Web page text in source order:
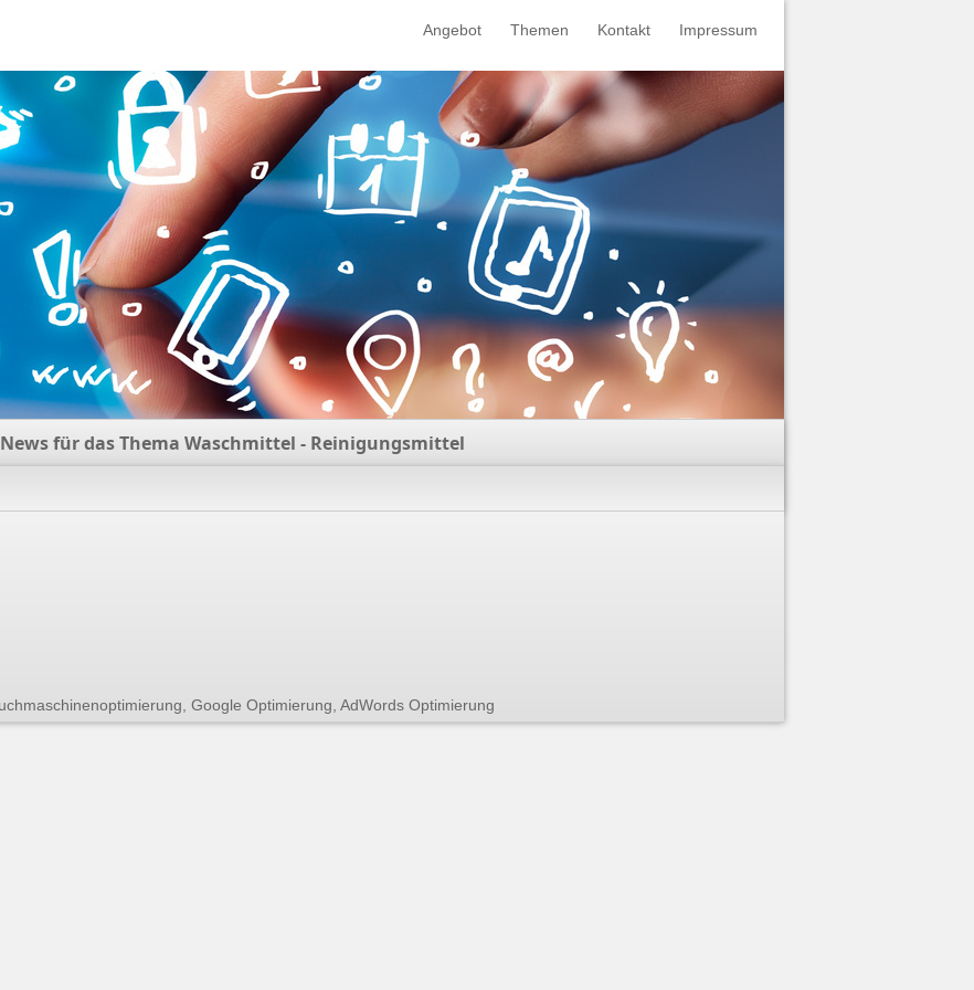
Angebot Themen Kontakt Impressum
News für das Thema Waschmittel - Reinigungsmittel